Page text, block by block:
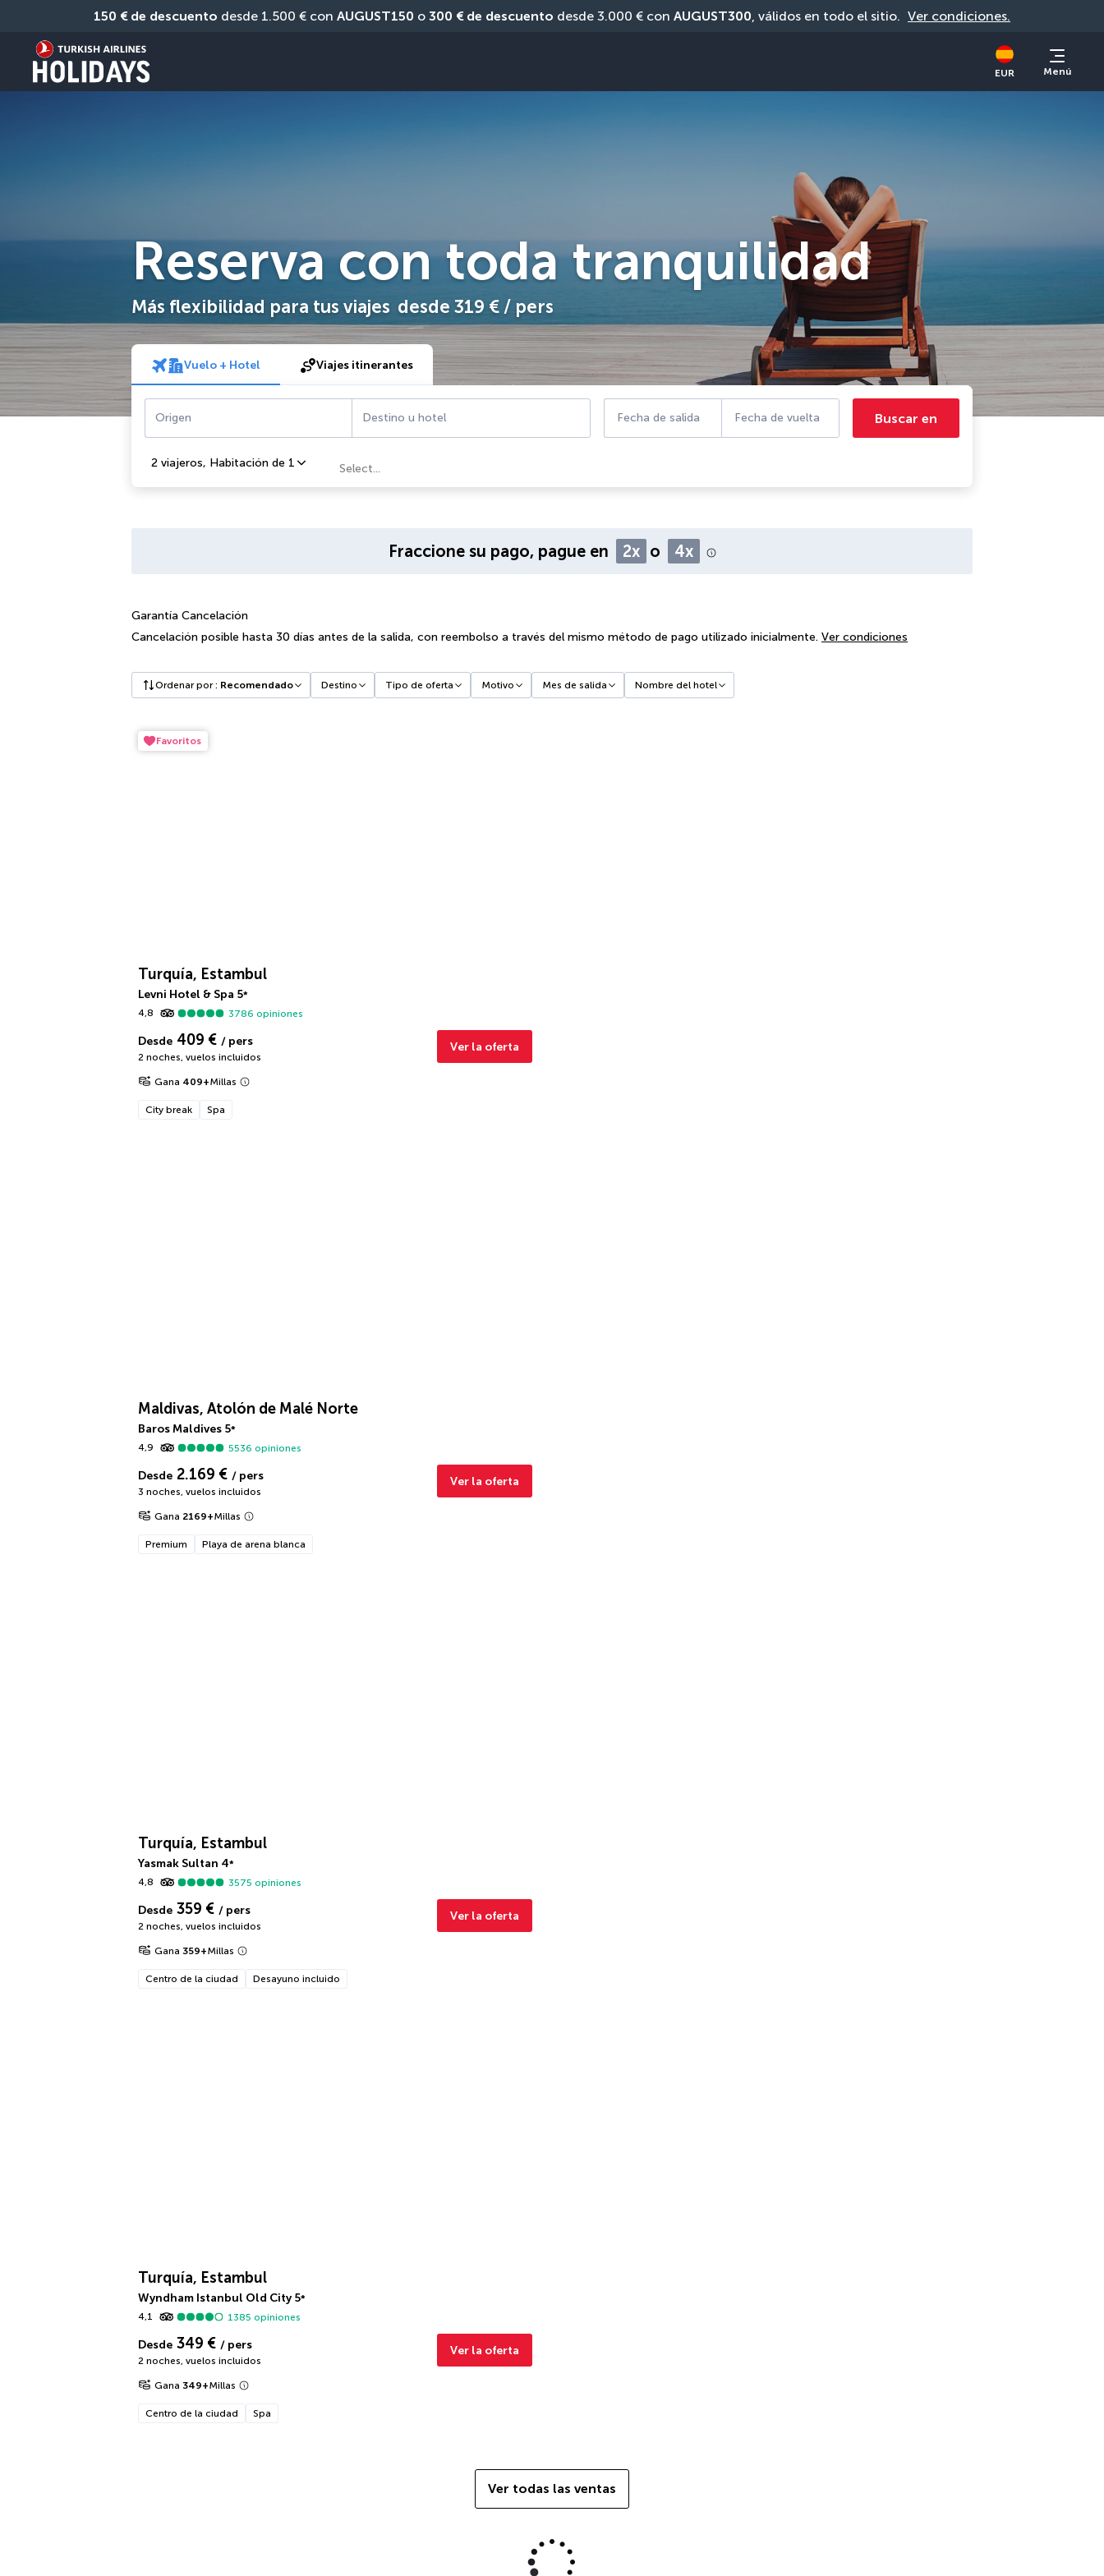
150 € de descuento desde 1.500 € con AUGUST150 o 300 € de descuento desde 3.000 € con AUGUST300, válidos en todo el sitio. Ver condiciones.
EUR Menú
Reserva con toda tranquilidad
Más flexibilidad para tus viajes desde 319 € / pers
Vuelo + Hotel Viajes itinerantes
Origen Destino u hotel Fecha de salida Fecha de vuelta
2 viajeros, Habitación de 1 Select...
Buscar en
Fraccione su pago, pague en 2x o 4x
Garantía Cancelación
Cancelación posible hasta 30 días antes de la salida, con reembolso a través del mismo método de pago utilizado inicialmente. Ver condiciones
Ordenar por: Recomendado Destino Tipo de oferta Motivo Mes de salida Nombre del hotel
Favoritos
Turquía, Estambul
Levni Hotel & Spa 5*
4,8
3786 opiniones
Desde 409 € / pers
2 noches, vuelos incluidos
Ver la oferta
Gana 409+Millas
City break Spa
Maldivas, Atolón de Malé Norte
Baros Maldives 5*
4,9
5536 opiniones
Desde 2.169 € / pers
3 noches, vuelos incluidos
Ver la oferta
Gana 2169+Millas
Premium Playa de arena blanca
Turquía, Estambul
Yasmak Sultan 4*
4,8
3575 opiniones
Desde 359 € / pers
2 noches, vuelos incluidos
Ver la oferta
Gana 359+Millas
Centro de la ciudad Desayuno incluido
Turquía, Estambul
Wyndham Istanbul Old City 5*
4,1
1385 opiniones
Desde 349 € / pers
2 noches, vuelos incluidos
Ver la oferta
Gana 349+Millas
Centro de la ciudad Spa
Ver todas las ventas